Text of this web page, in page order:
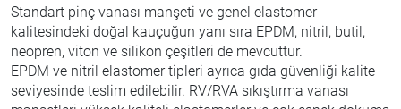
Standart pinç vanası manşeti­ ve genel elastomer
kalitesindeki doğal kauçuğun yanı sıra EPDM, nitril, butil,
neopren, viton ve silikon çeşitleri de mevcuttur.
EPDM ve nitril elastomer tipleri ayrıca gıda güvenliği kalite
seviyesinde teslim edilebilir. RV/RVA sıkıştırma vanası